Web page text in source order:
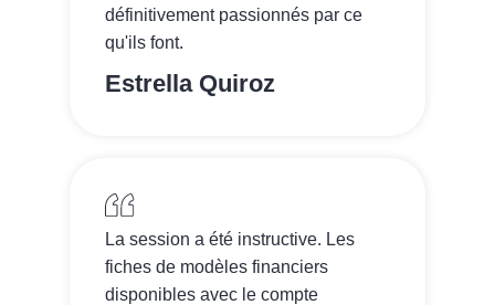
définitivement passionnés par ce
qu'ils font.
Estrella Quiroz
La session a été instructive. Les
fiches de modèles financiers
disponibles avec le compte